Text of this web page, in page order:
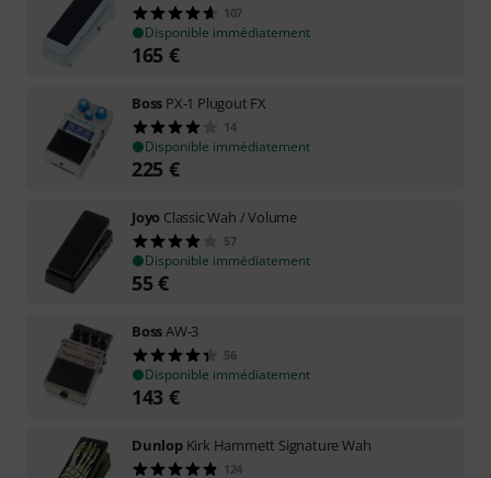
107
Disponible immédiatement
165 €
Boss PX-1 Plugout FX
14
Disponible immédiatement
225 €
Joyo Classic Wah / Volume
57
Disponible immédiatement
55€
BossAW-3
56
Disponible immédiatement
143 €
Dunlop Kirk Hammett Signature Wah
124